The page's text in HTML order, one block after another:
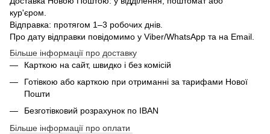
кур'єром.
Відправка: протягом 1–3 робочих днів.
Про дату відправки повідомимо у Viber/WhatsApp та на Email.
Більше інформації про доставку
Карткою на сайт, швидко і без комісій
Готівкою або карткою при отриманні за тарифами Нової
Пошти
Безготівковий розрахунок по IBAN
Більше інформації про оплати